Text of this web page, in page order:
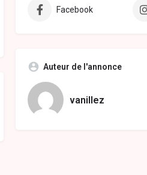
Facebook
Auteur de l'annonce
vanillez